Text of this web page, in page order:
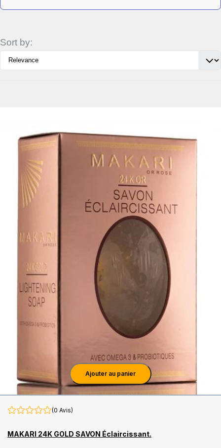
Sort by:
Ajouter au panier
(0 Avis)
MAKARI 24K GOLD SAVON Éclaircissant.